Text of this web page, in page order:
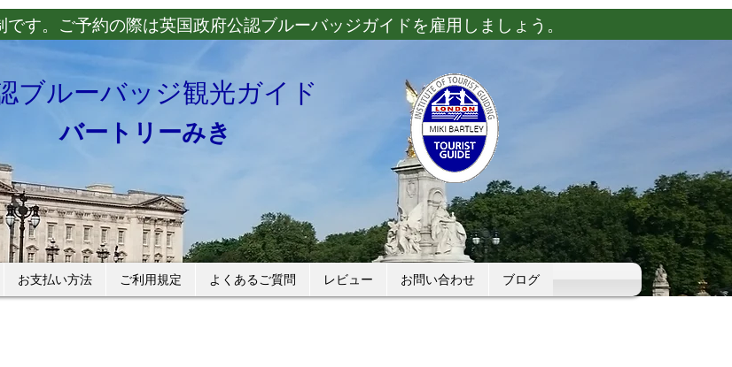
す。ご予約の際は英国政府公認ブルーバッジガイドを雇用しましょう。
ブルーバッジ観光ガイド
バートリーみき
お支払い方法 ご利用規定 よくあるご質問 レビュー お問い合わせ ブログ